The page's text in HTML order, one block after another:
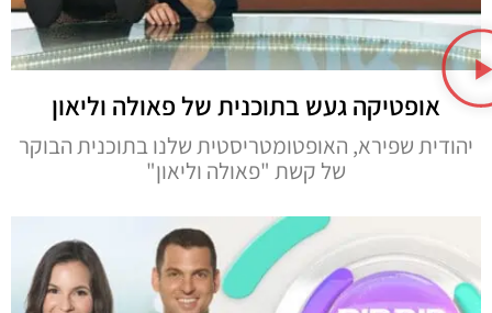
אופטיקה געש בתוכנית של פאולה וליאון
יהודית שפירא, האופטומטריסטית שלנו בתוכנית הבוקר
של קשת "פאולה וליאון"